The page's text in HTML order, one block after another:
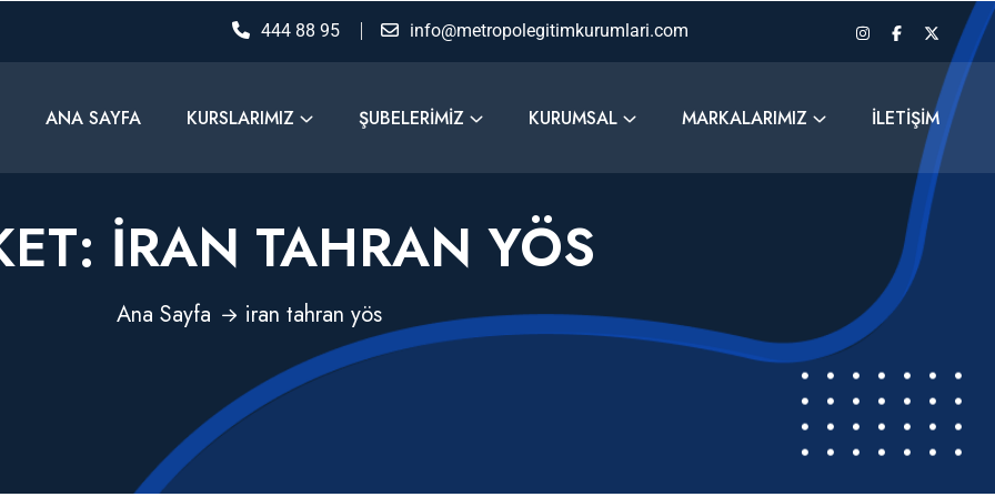
444 88 95 info@metropolegitimkurumlari.com
ANA SAYFA KURSLARIMIZ ŞUBELERIMIZ KURUMSAL MARKALARIMIZ İLETIŞIM
IRAN TAHRAN YÖS
Ana Sayfa iran tahran yös